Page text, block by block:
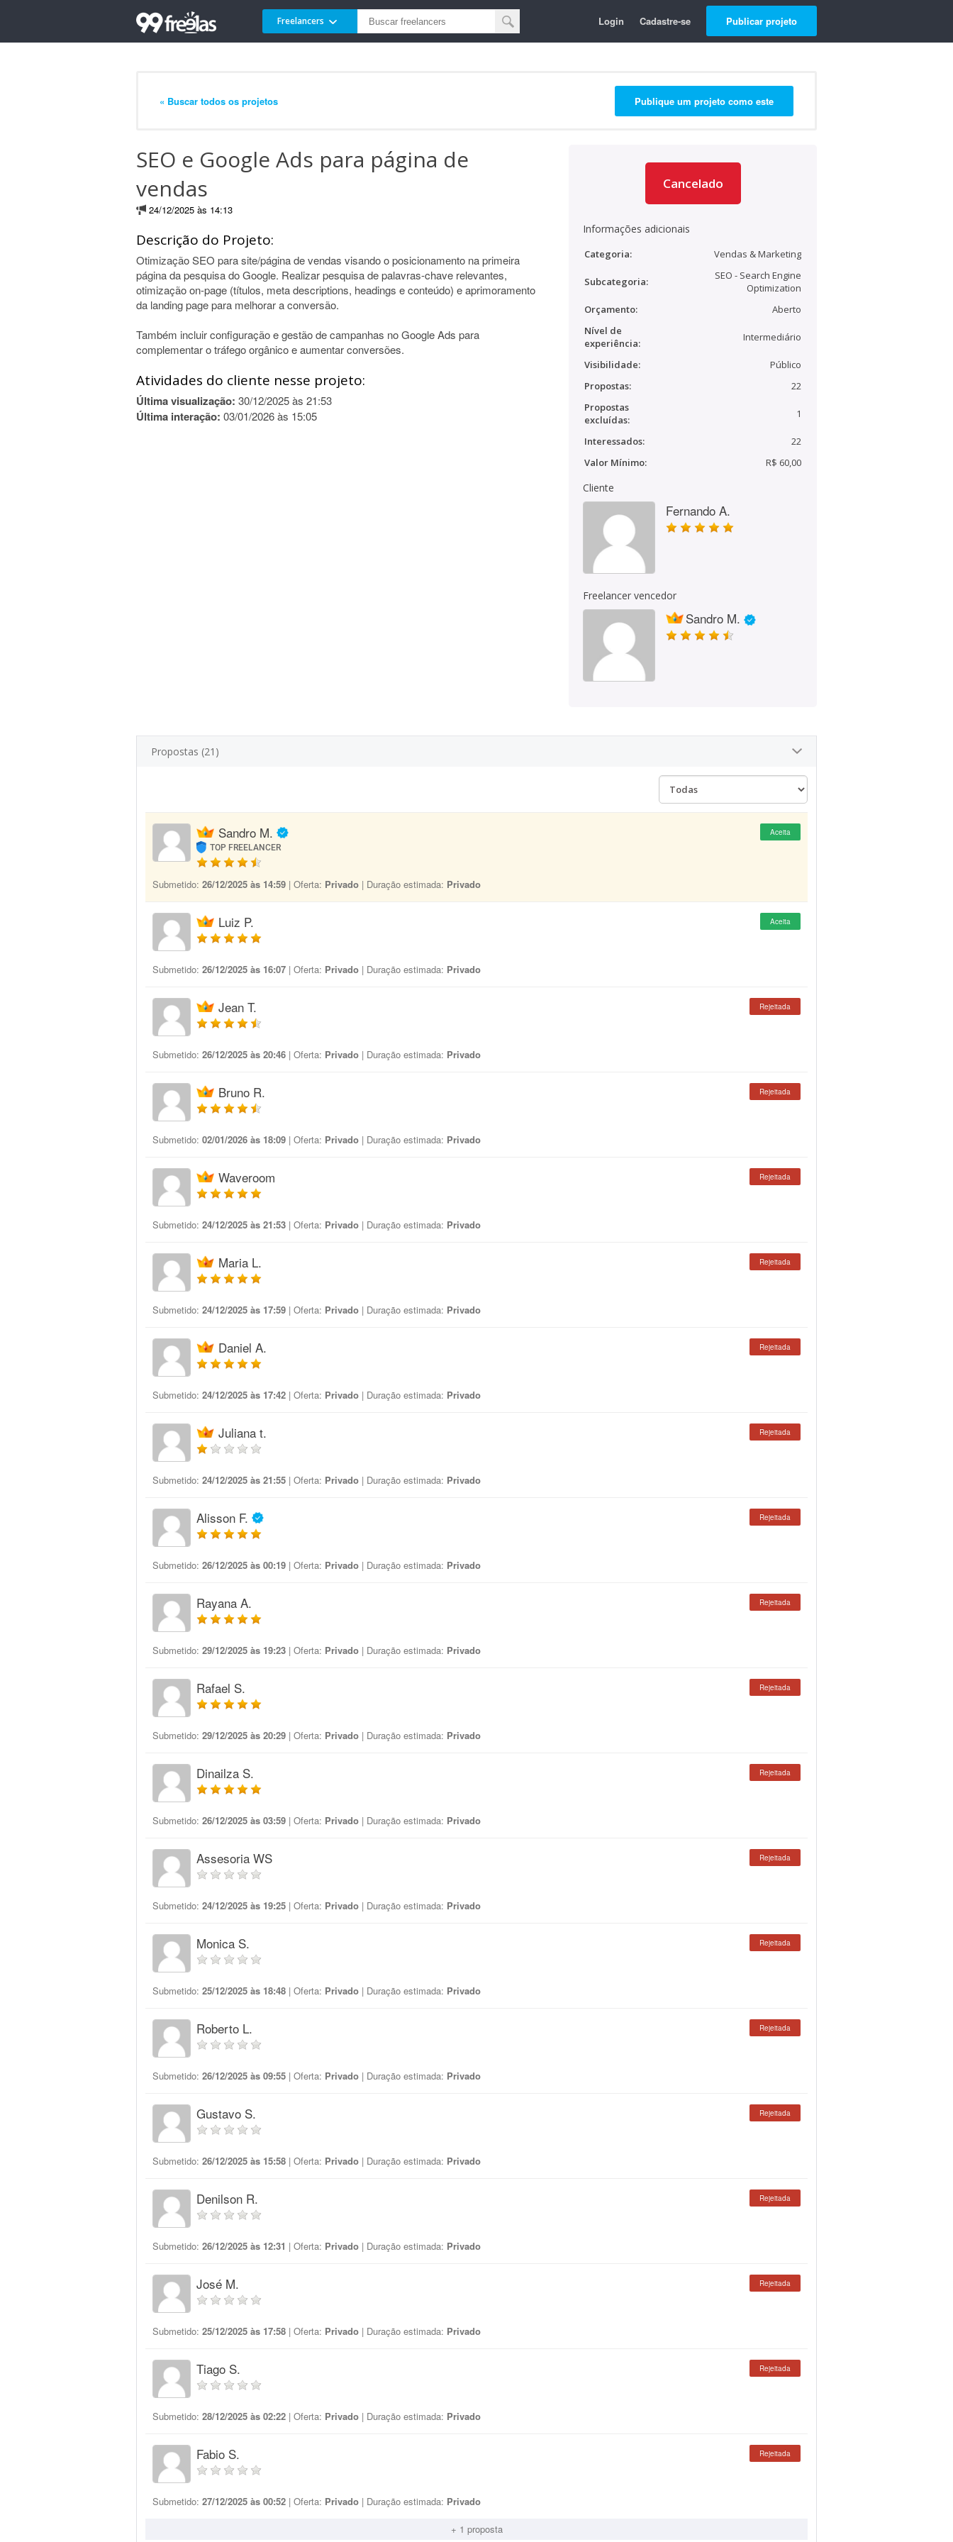
Freelancers Login Cadastre-se Publicar projeto
« Buscar todos os projetos Publique um projeto como este
SEO e Google Ads para página de
vendas
24/12/2025 às 14:13
Descrição do Projeto:
Otimização SEO para site/página de vendas visando o posicionamento na primeira
página da pesquisa do Google. Realizar pesquisa de palavras-chave relevantes,
otimização on-page (títulos, meta descriptions, headings e conteúdo) e aprimoramento
da landing page para melhorar a conversão.
Também incluir configuração e gestão de campanhas no Google Ads para
complementar o tráfego orgânico e aumentar conversões.
Atividades do cliente nesse projeto:
Última visualização: 30/12/2025 às 21:53
Última interação: 03/01/2026 às 15:05
Cancelado
Informações adicionais
Categoria: Vendas & Marketing
Subcategoria:
SEO - Search Engine
Optimization
Orçamento:
Aberto
Nível de
experiência:
Intermediário
Visibilidade:
Público
Propostas:
22
Propostas
excluídas:
1
Interessados:
22
Valor Mínimo:
R$ 60,00
Cliente
Fernando A.
Freelancer vencedor
Sandro M.
Propostas (21)
Sandro M.
TOP FREELANCER
Aceita
Submetido: 26/12/2025 às 14:59 | Oferta: Privado | Duração estimada: Privado
Luiz P. Aceita
Submetido: 26/12/2025 às 16:07 | Oferta: Privado | Duração estimada: Privado
Jean T. Rejeitada
Submetido: 26/12/2025 às 20:46 | Oferta: Privado | Duração estimada: Privado
Bruno R. Rejeitada
Submetido: 02/01/2026 às 18:09 | Oferta: Privado | Duração estimada: Privado
Waveroom Rejeitada
Submetido: 24/12/2025 às 21:53 | Oferta: Privado | Duração estimada: Privado
Maria L. Rejeitada
Submetido: 24/12/2025 às 17:59 | Oferta: Privado | Duração estimada: Privado
Daniel A. Rejeitada
Submetido: 24/12/2025 às 17:42 | Oferta: Privado | Duração estimada: Privado
Juliana t. Rejeitada
Submetido: 24/12/2025 às 21:55 | Oferta: Privado | Duração estimada: Privado
Alisson F. Rejeitada
Submetido: 26/12/2025 às 00:19 | Oferta: Privado | Duração estimada: Privado
Rayana A. Rejeitada
Submetido: 29/12/2025 às 19:23 | Oferta: Privado | Duração estimada: Privado
Rafael S. Rejeitada
Submetido: 29/12/2025 às 20:29 | Oferta: Privado | Duração estimada: Privado
Dinailza S. Rejeitada
Submetido: 26/12/2025 às 03:59 | Oferta: Privado | Duração estimada: Privado
Assesoria WS Rejeitada
Submetido: 24/12/2025 às 19:25 | Oferta: Privado | Duração estimada: Privado
Monica S. Rejeitada
Submetido: 25/12/2025 às 18:48 | Oferta: Privado | Duração estimada: Privado
Roberto L. Rejeitada
Submetido: 26/12/2025 às 09:55 | Oferta: Privado | Duração estimada: Privado
Gustavo S. Rejeitada
Submetido: 26/12/2025 às 15:58 | Oferta: Privado | Duração estimada: Privado
Denilson R. Rejeitada
Submetido: 26/12/2025 às 12:31 | Oferta: Privado | Duração estimada: Privado
José M. Rejeitada
Submetido: 25/12/2025 às 17:58 | Oferta: Privado | Duração estimada: Privado
Tiago S. Rejeitada
Submetido: 28/12/2025 às 02:22 | Oferta: Privado | Duração estimada: Privado
Fabio S. Rejeitada
Submetido: 27/12/2025 às 00:52 | Oferta: Privado | Duração estimada: Privado
+ 1 proposta